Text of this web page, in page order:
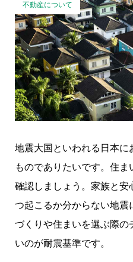
不動産について
地震大国といわれる日本に
ものでありたいです。住
確認しましょう。家族と安
つ起こるか分からない地震
づくりや住まいを選ぶ際の
いのが耐震基準です。